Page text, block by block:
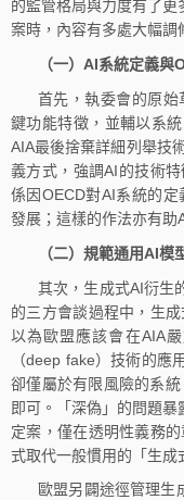
的監管格局與力度有了
案時，內容有多處大幅調
（一）AI系統定義與
首先，執委會的原始
鍵功能特徵，並輔以系
AIA最後捨棄詳細列舉技
義方式，強調AI的技術
係因OECD對AI系統的
發展；這樣的作法亦有助
（二）規範通用AI
其次，生成式AI衍生
的三方會談過程中，生
以為歐盟應該會在AIA
（deep fake）技術的應
卻僅屬於有限風險的系
即可。「深偽」的問題
定案，僅在透明性義務
式取代一般慣用的「生成
歐盟另闢途徑管理生